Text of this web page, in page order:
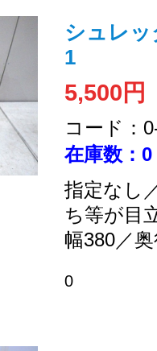
シュレ
1
5,500円
コード：
在庫数：0
指定なし
ち等が目
幅380／
0